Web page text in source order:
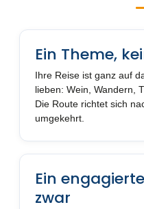
Ein Theme,
Ihre Reise ist ganz auf
lieben: Wein, Wandern,
Die Route richtet sich
umgekehrt.
Ein
zwar